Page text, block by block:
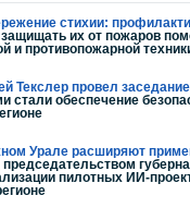
стихии:
их от пожаров
и противопожарной
Текслер провел
стали обеспечение
Урале расширяют
пилотных ИИ-